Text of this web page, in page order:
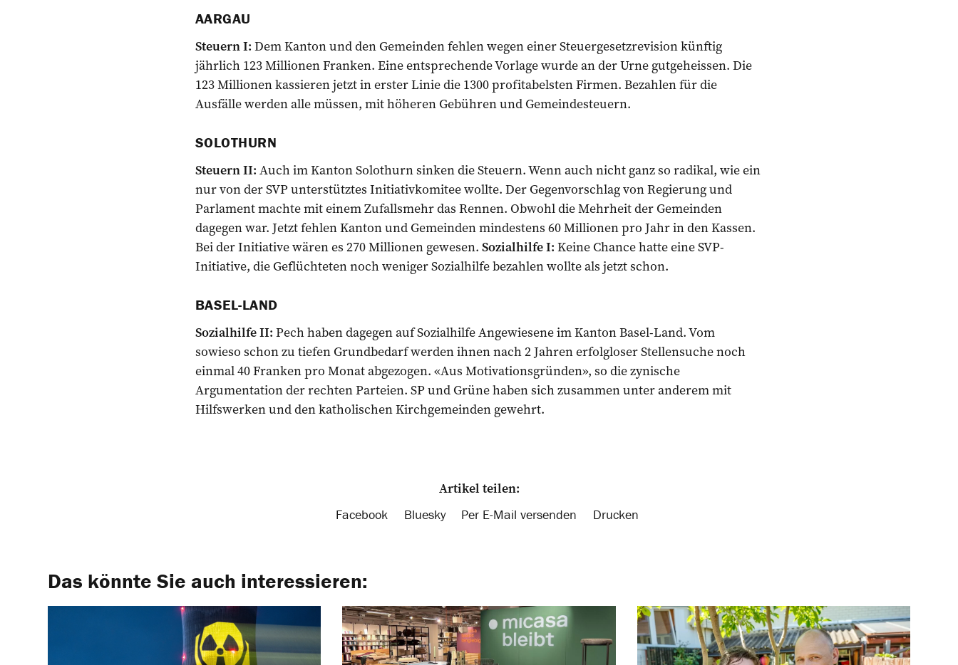
AARGAU
Steuern I: Dem Kanton und den Gemeinden fehlen wegen einer Steuergesetzrevision künftig
jährlich 123 Millionen Franken. Eine entsprechende Vorlage wurde an der Urne gutgeheissen. Die
123 Millionen kassieren jetzt in erster Linie die 1300 profitabelsten Firmen. Bezahlen für die
Ausfälle werden alle müssen, mit höheren Gebühren und Gemeindesteuern.
SOLOTHURN
Steuern II: Auch im Kanton Solothurn sinken die Steuern. Wenn auch nicht ganz so radikal, wie ein
nur von der SVP unterstütztes Initiativkomitee wollte. Der Gegenvorschlag von Regierung und
Parlament machte mit einem Zufallsmehr das Rennen. Obwohl die Mehrheit der Gemeinden
dagegen war. Jetzt fehlen Kanton und Gemeinden mindestens 60 Millionen pro Jahr in den Kassen.
Bei der Initiative wären es 270 Millionen gewesen. Sozialhilfe I: Keine Chance hatte eine SVP-
Initiative, die Geflüchteten noch weniger Sozialhilfe bezahlen wollte als jetzt schon.
BASEL-LAND
Sozialhilfe II: Pech haben dagegen auf Sozialhilfe Angewiesene im Kanton Basel-Land. Vom
sowieso schon zu tiefen Grundbedarf werden ihnen nach 2 Jahren erfolgloser Stellensuche noch
einmal 40 Franken pro Monat abgezogen. «Aus Motivationsgründen», so die zynische
Argumentation der rechten Parteien. SP und Grüne haben sich zusammen unter anderem mit
Hilfswerken und den katholischen Kirchgemeinden gewehrt.
Artikel teilen:
Facebook Bluesky Per E-Mail versenden Drucken
Das könnte Sie auch interessieren: